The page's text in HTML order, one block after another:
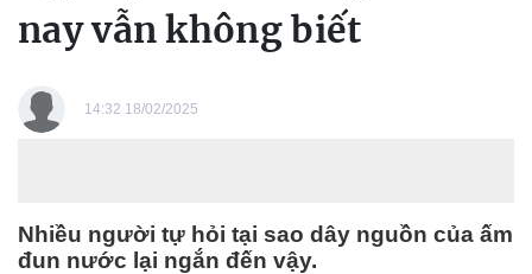
nay vẫn không biết
14:32 18/02/2025
Nhiều người tự hỏi tại sao dây nguồn của ấm
đun nước lại ngắn đến vậy.